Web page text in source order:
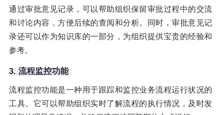
通过审批意见记录，可以帮助组织保留审批过程中的交流
和讨论内容，方便后续的查阅和分析。同时，审批意见记
录还可以作为知识库的一部分，为组织提供宝贵的经验和
参考。
3. 流程监控功能
流程监控功能是一种用于跟踪和监控业务流程运行状况的
工具。它可以帮助组织实时了解流程的执行情况，及时发